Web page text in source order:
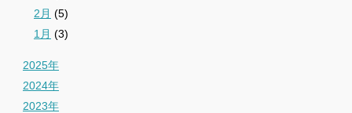
2月 (5)
1月 (3)
2025年
2024年
2023年